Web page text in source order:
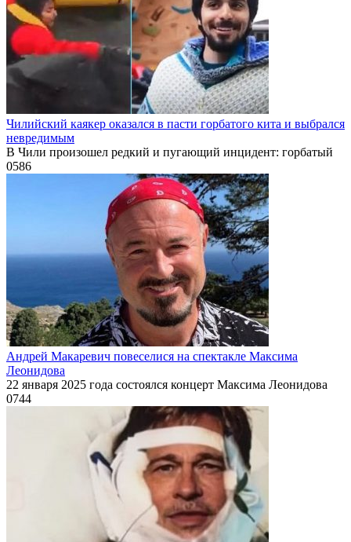
Чилийский каякер оказался в пасти горбатого кита и выбрался
невредимым
В Чили произошел редкий и пугающий инцидент: горбатый
0586
Андрей Макаревич повеселися на спектакле Максима
Леонидова
22 января 2025 года состоялся концерт Максима Леонидова
0744